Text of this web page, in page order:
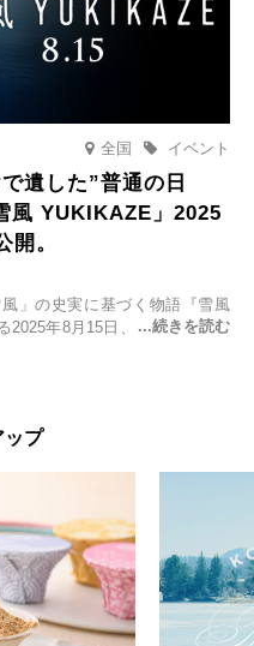
全国 イベント
遺した”普通の日
風 YUKIKAZE」2025
開。
」の史実に基づく物語『雪風
2025年8月15日、全国公開され
で生き抜き「幸運艦」と呼ばれ
る竹野内豊。先任伍長・早瀬
、田中麗奈、石丸幹二、益岡徹
和と運命を共にした帝国海軍・
一が圧倒的な存在感で演じ切
ップ